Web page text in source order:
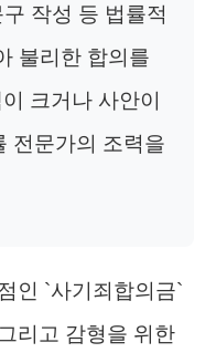
작성 등 법률적
불리한 합의를
크거나 사안이
전문가의 조력을
인 `사기죄합의금`
리고 감형을 위한